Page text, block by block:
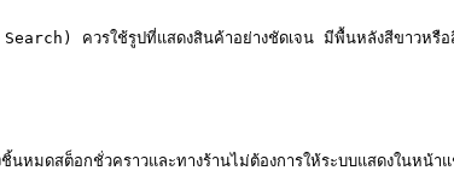
ควรใช้รูปที่แสดงสินค้าอย่างชัดเจน มีพื้นหลังสีขาวหรือ
สต็อกชั่วคราวและทางร้านไม่ต้องการให้ระบบแสดงในหน้า